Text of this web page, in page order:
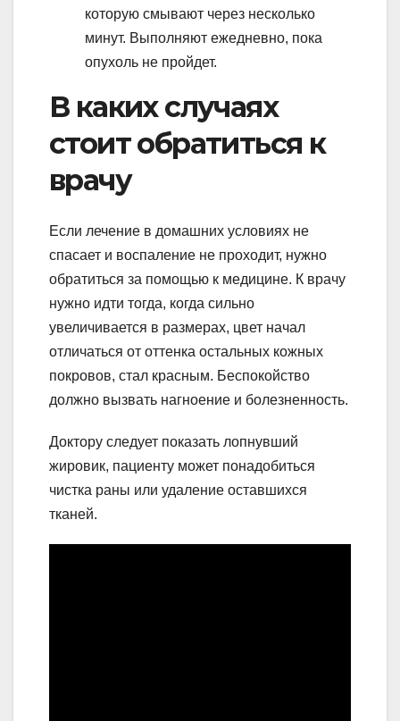
которую смывают через несколько
минут. Выполняют ежедневно, пока
опухоль не пройдет.
В каких случаях
стоит обратиться к
врачу
Если лечение в домашних условиях не
спасает и воспаление не проходит, нужно
обратиться за помощью к медицине. К врачу
нужно идти тогда, когда сильно
увеличивается в размерах, цвет начал
отличаться от оттенка остальных кожных
покровов, стал красным. Беспокойство
должно вызвать нагноение и болезненность.
Доктору следует показать лопнувший
жировик, пациенту может понадобиться
чистка раны или удаление оставшихся
тканей.